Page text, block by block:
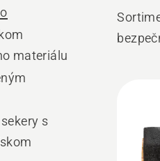
materiálu
s